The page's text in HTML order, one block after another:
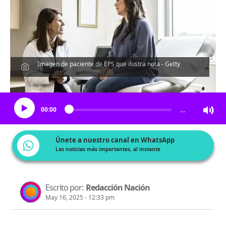
Imagen de paciente de EPS que ilustra nota - Getty
Escucha el artículo
00:00 …
Únete a nuestro canal en WhatsApp
Las noticias más importantes, al instante
Escrito por: Redacción Nación
May 16, 2025 - 12:33 pm